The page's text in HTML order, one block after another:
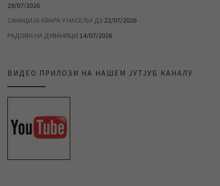
29/07/2026
САНАЦИЈА КВАРА У НАСЕЉУ Д3 22/07/2026
РАДОВИ НА ДУВАНИЦИ 14/07/2026
ВИДЕО ПРИЛОЗИ НА НАШЕМ ЈУТЈУБ КАНАЛУ